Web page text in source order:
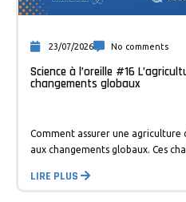
23/07/2026 No comments
Science à l’oreille #16
changements globaux
Comment assurer une agriculture
aux changements globaux. Ces
LIRE PLUS